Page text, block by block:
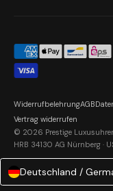
© 2026 Prestige
HRB 34130 AG Nürnberg ·
WiderrufbelehrungAGB
Vertrag widerrufen
Deutschland /